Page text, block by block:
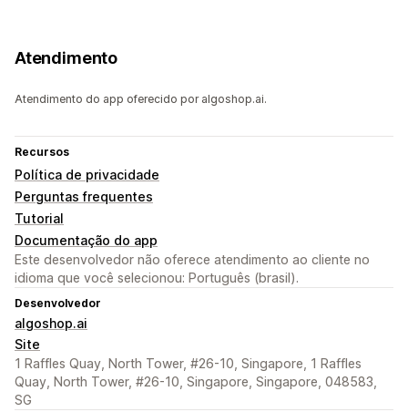
Atendimento
Atendimento do app oferecido por algoshop.ai.
Recursos
Política de privacidade
Perguntas frequentes
Tutorial
Documentação do app
Este desenvolvedor não oferece atendimento ao cliente no
idioma que você selecionou: Português (brasil).
Desenvolvedor
algoshop.ai
Site
1 Raffles Quay, North Tower, #26-10, Singapore, 1 Raffles
Quay, North Tower, #26-10, Singapore, Singapore, 048583,
SG